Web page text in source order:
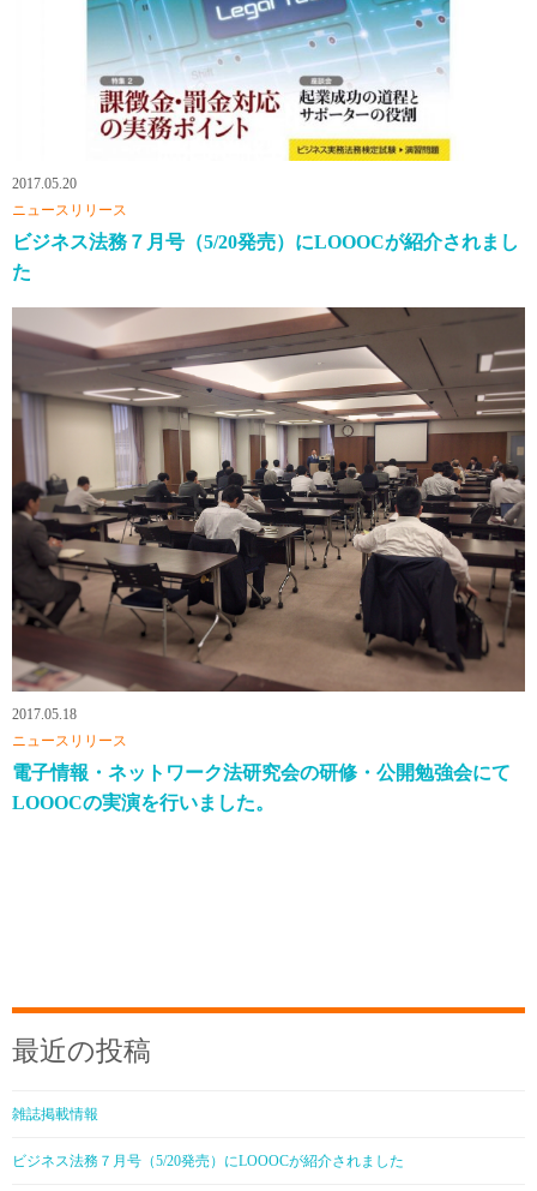
2017.05.20
ニュースリリース
ビジネス法務７月号（5/20発売）にLOOOCが紹介されまし
た
2017.05.18
ニュースリリース
電子情報・ネットワーク法研究会の研修・公開勉強会にて
LOOOCの実演を行いました。
最近の投稿
雑誌掲載情報
ビジネス法務７月号（5/20発売）にLOOOCが紹介されました